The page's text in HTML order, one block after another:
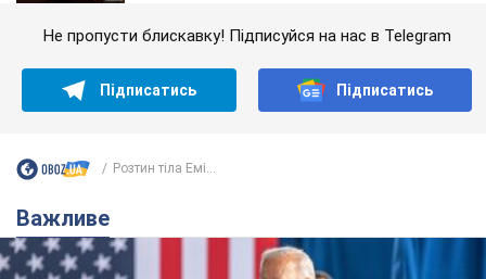
Не пропусти блискавку! Підписуйся на нас в Telegram
Підписатись Підписатись
Розтин тіла Емі...
Важливе